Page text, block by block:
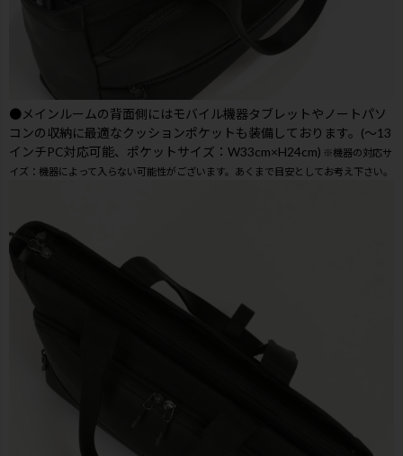
●メインルームの背面側にはモバイル機器タブレットやノートパソ
コンの収納に最適なクッションポケットも装備しております。(～13
インチPC対応可能、ポケットサイズ：W33cm×H24cm) ※機器の対応サ
イズ：機器によって入らない可能性がございます。あくまで目安としてお考え下さい。